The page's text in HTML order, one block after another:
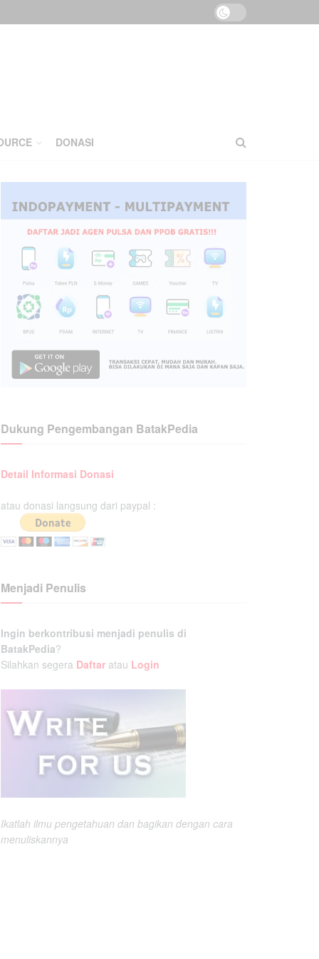
DONASI
Dukung Pengembangan BatakPedia
Detail Informasi Donasi
atau donasi langsung dari paypal :
Menjadi Penulis
Ingin berkontribusi menjadi penulis di
BatakPedia?
Silahkan segera Daftar atau Login
Ikatlah ilmu pengetahuan dan bagikan dengan cara
menuliskannya